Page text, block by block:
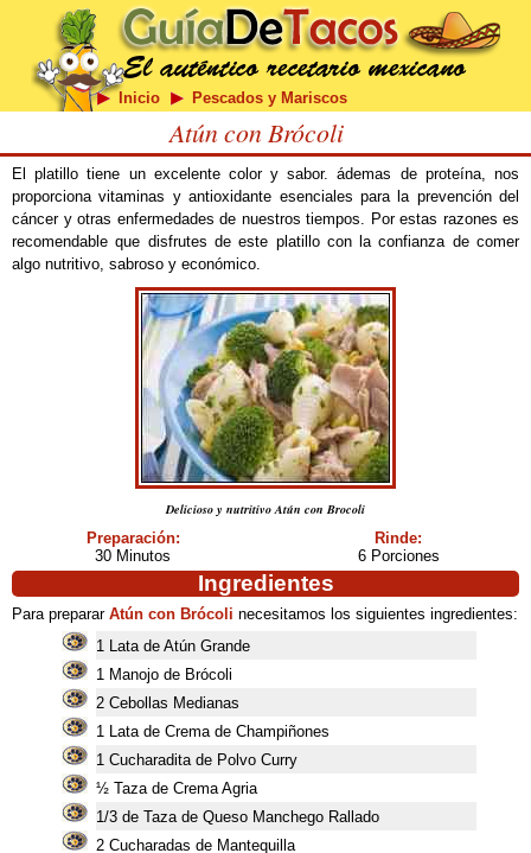
Inicio Pescados y Mariscos
Atún con Brócoli
El platillo tiene un excelente color y sabor. ádemas de proteína, nos
proporciona vitaminas y antioxidante esenciales para la prevención del
cáncer y otras enfermedades de nuestros tiempos. Por estas razones es
recomendable que disfrutes de este platillo con la confianza de comer
algo nutritivo, sabroso y económico.
Delicioso y nutritivo Atún con Brocoli
Preparación:
30 Minutos
Rinde:
6 Porciones
Ingredientes
Para preparar Atún con Brócoli necesitamos los siguientes ingredientes:
1 Lata de Atún Grande
1 Manojo de Brócoli
2 Cebollas Medianas
1 Lata de Crema de Champiñones
1 Cucharadita de Polvo Curry
½ Taza de Crema Agria
1/3 de Taza de Queso Manchego Rallado
2 Cucharadas de Mantequilla